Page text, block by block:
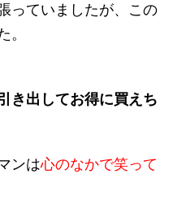
っていましたが、この
。
き出してお得に買えち
ンは心のなかで笑って